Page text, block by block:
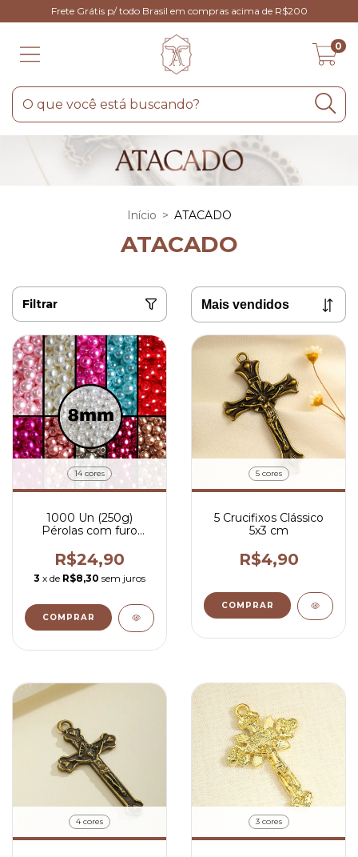
Frete Grátis p/ todo Brasil em compras acima de R$200
0
Início > ATACADO
ATACADO
Filtrar
14 cores
1000 Un (250g)
Pérolas com furo
R$24,90
3 x de R$8,30 sem juros
COMPRAR
5 cores
5 Crucifixos Clássico
5x3 cm
R$4,90
COMPRAR
4 cores 3 cores